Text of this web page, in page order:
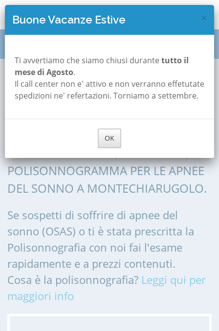
Montechiarugolo
Polisonnografia a
Montechiarugolo
POLISONNOGRAFIA, POLIGRAFIA,
POLISONNOGRAMMA PER LE APNEE
DEL SONNO A MONTECHIARUGOLO.
Se sospetti di soffrire di apnee del
sonno (OSAS) o ti è stata prescritta la
Polisonnografia con noi fai l'esame
rapidamente e a prezzi contenuti.
Cosa è la polisonnografia? Leggi qui per
maggiori info
×
Buone Vacanze Estive
Ti avvertiamo che siamo chiusi durante tutto il
mese di Agosto.
Il call center non e' attivo e non verranno effetutate
spedizioni ne' refertazioni. Torniamo a settembre.
OK